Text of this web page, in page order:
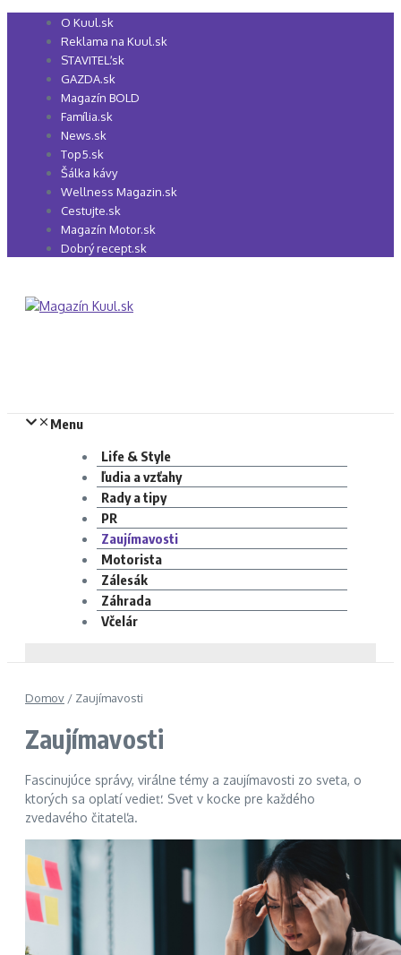
Preskočiť
O Kuul.sk
Reklama na Kuul.sk
STAVITEĽ.sk
GAZDA.sk
Magazín BOLD
Família.sk
News.sk
Top5.sk
Šálka kávy
Wellness Magazin.sk
Cestujte.sk
Magazín Motor.sk
Dobrý recept.sk
Menu
Life & Style
ľudia a vzťahy
Rady a tipy
PR
Zaujímavosti
Motorista
Zálesák
Záhrada
Včelár
Domov / Zaujímavosti
Zaujímavosti
Fascinujúce správy, virálne témy a zaujímavosti zo sveta, o
ktorých sa oplatí vedieť. Svet v kocke pre každého
zvedavého čitateľa.